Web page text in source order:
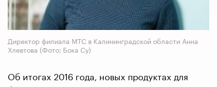
Директор филиала МТС в Калининградской области Анна
Хлевтова (Фото: Бока Су)
Об итогах 2016 года, новых продуктах для